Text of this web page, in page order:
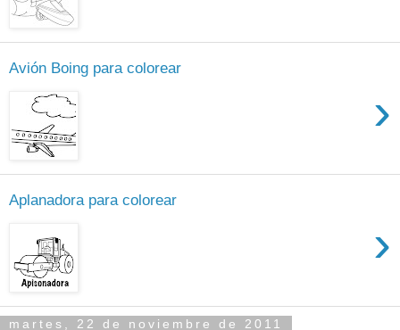
Avión Boing para colorear
›
Aplanadora para colorear
›
martes, 22 de noviembre de 2011